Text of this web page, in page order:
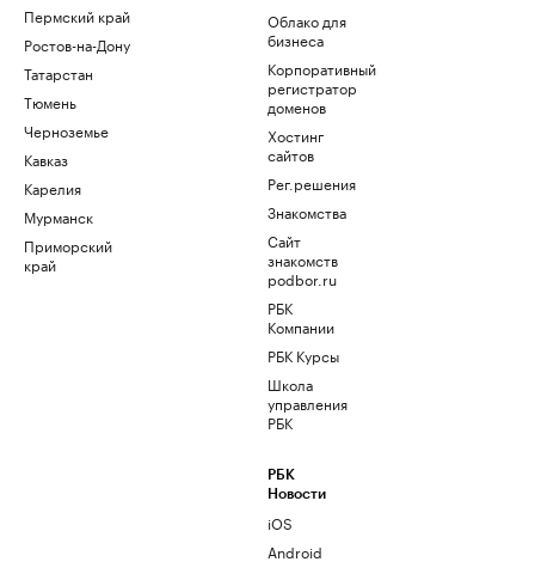
Пермский край
Ростов-на-Дону
Татарстан
Тюмень
Черноземье
Кавказ
Карелия
Мурманск
Приморский
край
Облако для
бизнеса
Корпоративный
регистратор
доменов
Хостинг
сайтов
Рег.решения
Знакомства
Сайт
знакомств
podbor.ru
РБК
Компании
РБК Курсы
Школа
управления
РБК
РБК
Новости
iOS
Android